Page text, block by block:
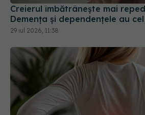
Creierul îmbătrânește mai
Demența și dependențele au
29 iul 2026, 11:38